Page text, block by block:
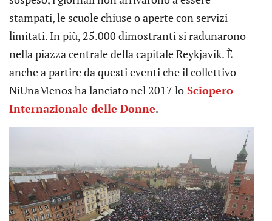
stampati, le scuole chiuse o aperte con servizi
limitati. In più, 25.000 dimostranti si radunarono
nella piazza centrale della capitale Reykjavik. È
anche a partire da questi eventi che il collettivo
NiUnaMenos ha lanciato nel 2017 lo Sciopero
Internazionale delle Donne.